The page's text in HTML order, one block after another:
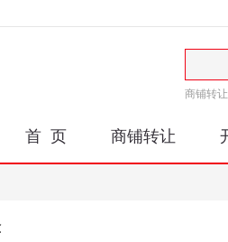
商铺转让
首 页 商铺转让